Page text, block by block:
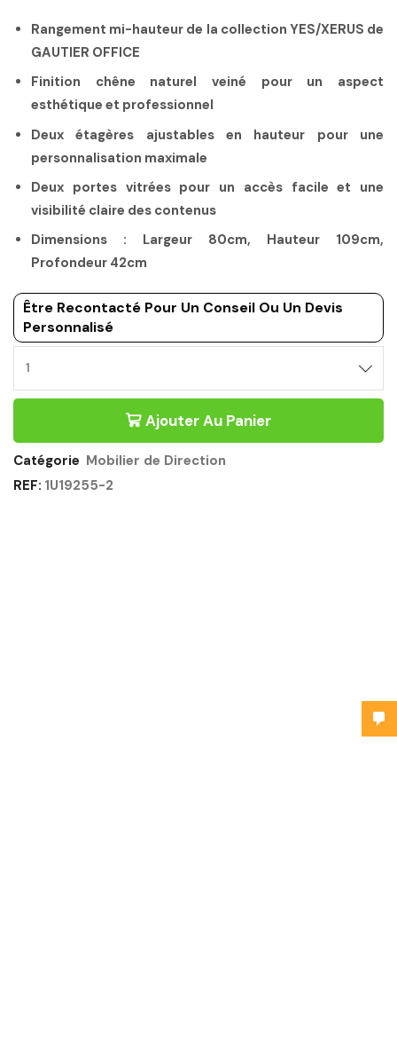
Rangement mi-hauteur de la collection YES/XERUS de
GAUTIER OFFICE
Finition chêne naturel veiné pour un aspect
esthétique et professionnel
Deux étagères ajustables en hauteur pour une
personnalisation maximale
Deux portes vitrées pour un accès facile et une
visibilité claire des contenus
Dimensions : Largeur 80cm, Hauteur 109cm,
Profondeur 42cm
Être Recontacté Pour Un Conseil Ou Un Devis
Personnalisé
Ajouter Au Panier
Catégorie Mobilier de Direction
REF: 1U19255-2